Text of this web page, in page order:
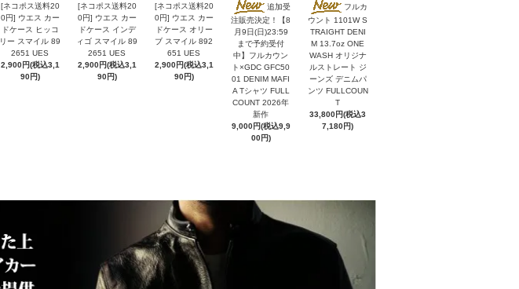
[ネコポス送料20
0円] ウエス カー
ドケース ヒッコ
リー スマイル 89
2651 UES
2,900円(税込3,1
90円)
[ネコポス送料20
0円] ウエス カー
ドケース インデ
ィゴ スマイル 89
2651 UES
2,900円(税込3,1
90円)
[ネコポス送料20
0円] ウエス カー
ドケース オリー
ブ スマイル 892
651 UES
2,900円(税込3,1
90円)
追加受
注販売決定！【8
月9日(日)23:59
まで予約受付
中】フルカウン
ト×GDC GFC50
01 DENIM MAFI
A Tシャツ FULL
COUNT 2026年
新作
9,000円(税込9,9
00円)
フルカ
ウント 1101W S
TRAIGHT DENI
M 13.7oz ONE
WASH オリジナ
ルストレート ジ
ーンズ デニムパ
ンツ FULLCOUN
T
33,800円(税込3
7,180円)